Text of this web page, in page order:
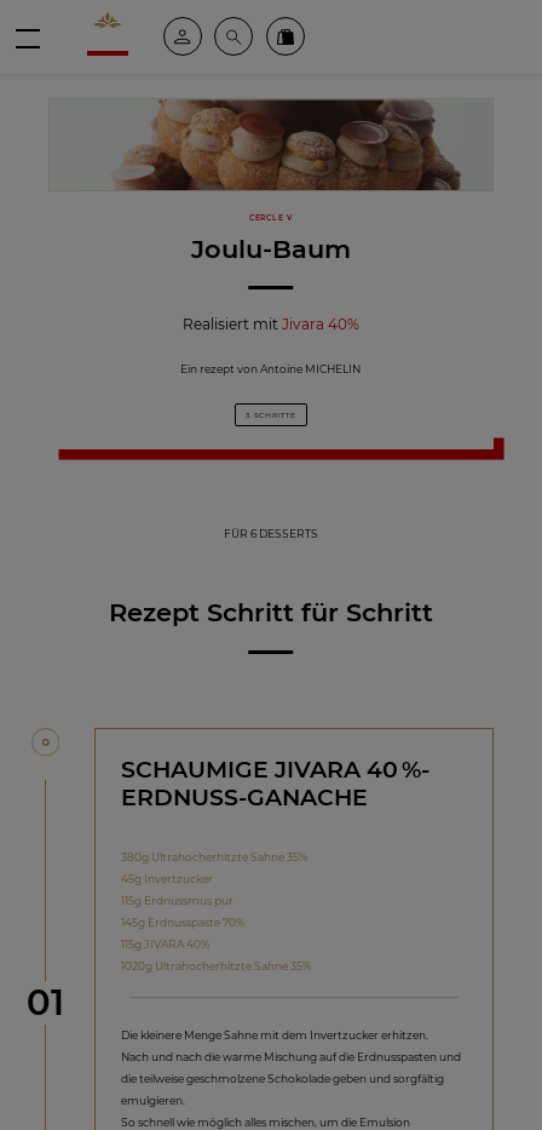
Valrhona - Imaginons le meilleur du chocolat
Mein kontoSuche Valrhona Collection
CERCLE V
Joulu-Baum
Realisiert mit Jivara 40%
Ein rezept von Antoine MICHELIN
3 SCHRITTE
FÜR 6 DESSERTS
Rezept Schritt für Schritt
Schritt
01
SCHAUMIGE JIVARA 40 %-
ERDNUSS-GANACHE
380g Ultrahocherhitzte Sahne 35%
45g Invertzucker
115g Erdnussmus pur
145g Erdnusspaste 70%
115g JIVARA 40%
1020g Ultrahocherhitzte Sahne 35%
Die kleinere Menge Sahne mit dem Invertzucker erhitzen.
Nach und nach die warme Mischung auf die Erdnusspasten und
die teilweise geschmolzene Schokolade geben und sorgfältig
emulgieren.
So schnell wie möglich alles mischen, um die Emulsion